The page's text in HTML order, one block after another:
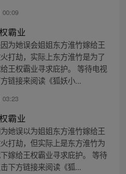
00:09
霸业
为她误会姐姐东方淮竹嫁给王
打劫，实际上东方淮竹是为了
王权霸业寻求庇护。 等待电视
链接来阅读《狐妖小...
03:23
霸业
她误以为姐姐东方淮竹嫁给王
打劫，但实际上是东方淮竹为
嫁给王权霸业寻求庇护。 等待
下方链接来阅读《狐...